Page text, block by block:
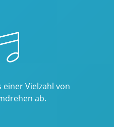
einer Vielzahl von
ab.